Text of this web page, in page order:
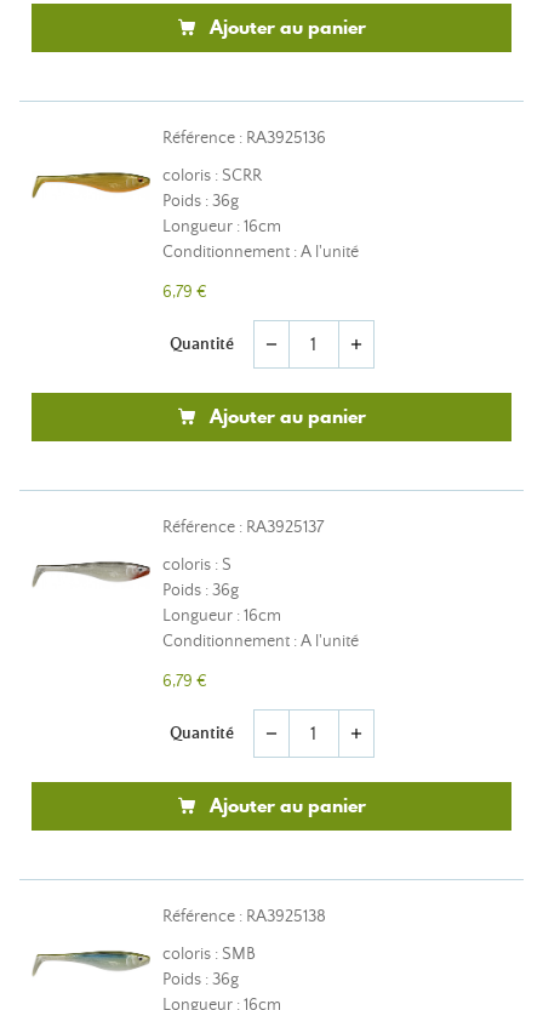
Ajouter au panier
Référence : RA3925136
coloris : SCRR
Poids : 36g
Longueur : 16cm
Conditionnement : A l'unité
6,79 €
Quantité remove add
Ajouter au panier
Référence : RA3925137
coloris : S
Poids : 36g
Longueur : 16cm
Conditionnement : A l'unité
6,79 €
Quantité remove add
Ajouter au panier
Référence : RA3925138
coloris : SMB
Poids : 36g
Longueur : 16cm